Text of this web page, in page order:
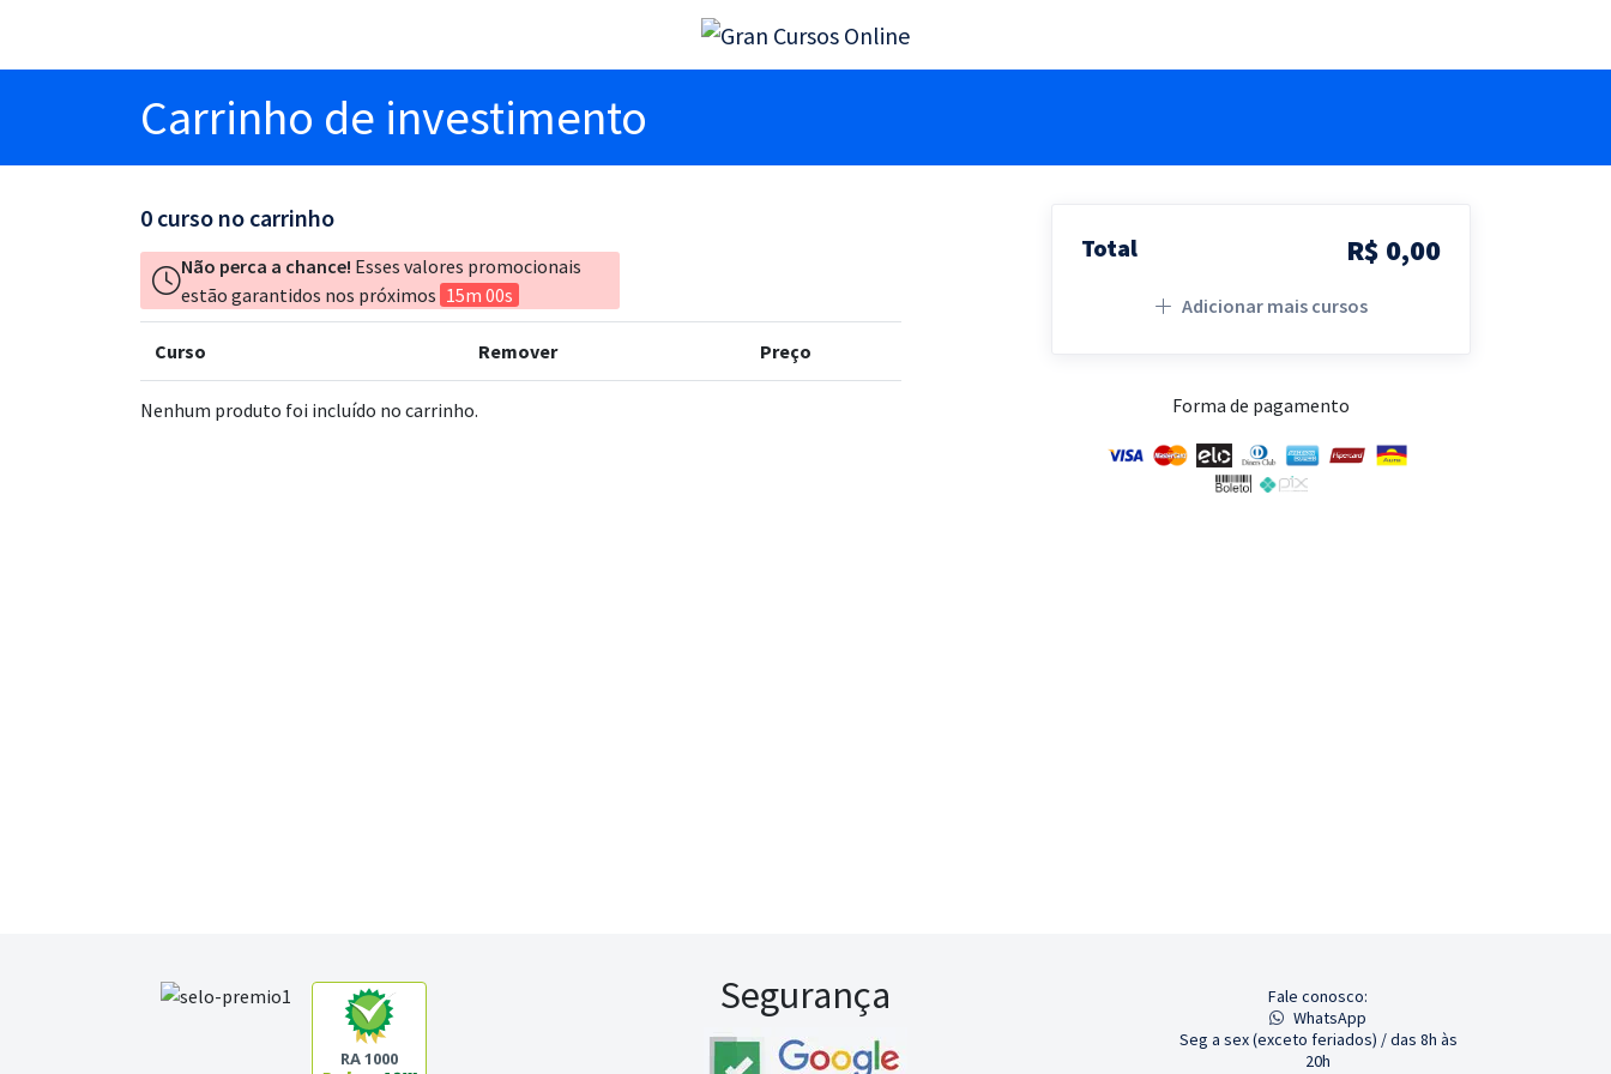
Carrinho de investimento
0 curso no carrinho
Não perca a chance! Esses valores promocionais
estão garantidos nos próximos 15m 00s
Curso Remover Preço
Nenhum produto foi incluído no carrinho.
Total R$ 0,00
Adicionar mais cursos
Forma de pagamento
RA 1000
Segurança
Fale conosco:
WhatsApp
Seg a sex (exceto feriados) / das 8h às
20h